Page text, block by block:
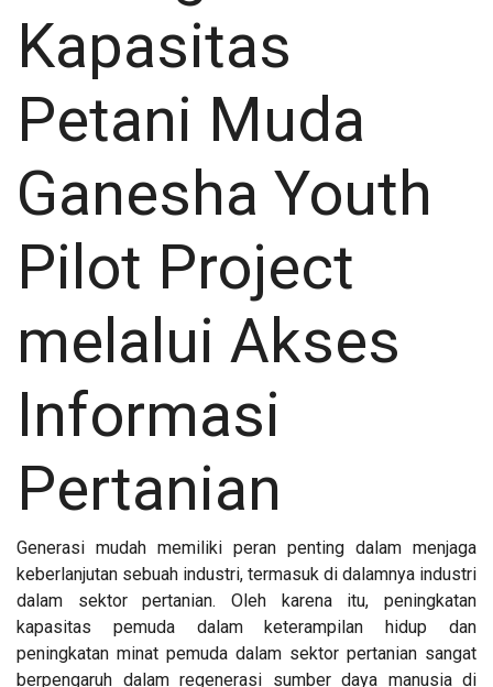
Kapasitas
Petani Muda
Ganesha Youth
Pilot Project
melalui Akses
Informasi
Pertanian
Generasi mudah memiliki peran penting dalam menjaga
keberlanjutan sebuah industri, termasuk di dalamnya industri
dalam sektor pertanian. Oleh karena itu, peningkatan
kapasitas pemuda dalam keterampilan hidup dan
peningkatan minat pemuda dalam sektor pertanian sangat
berpengaruh dalam regenerasi sumber daya manusia di